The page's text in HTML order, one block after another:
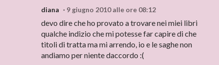
diana 9 giugno 2010 alle ore 08:12
devo dire che ho provato a trovare nei miei libri
qualche indizio che mi potesse far capire di che
titoli di tratta ma mi arrendo, io e le saghe non
andiamo per niente daccordo :(